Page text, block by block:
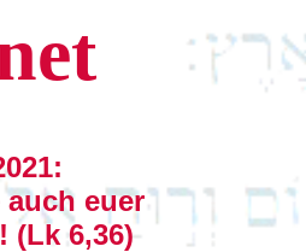
euer
(Lk 6,36)